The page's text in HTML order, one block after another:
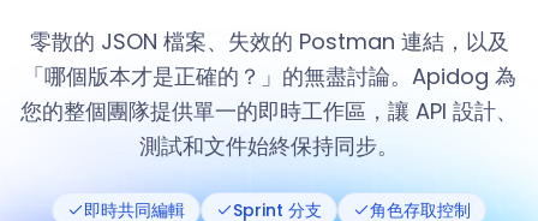
零散的 JSON 檔案、失效的 Postman 連結，以及
「哪個版本才是正確的？」的無盡討論。Apidog 為
您的整個團隊提供單一的即時工作區，讓 API 設計、
測試和文件始終保持同步。
即時共同編輯 Sprint 分支
角色存取控制